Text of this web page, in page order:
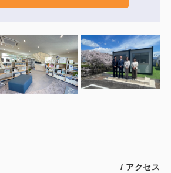
展示場用地の募集
/ アクセス